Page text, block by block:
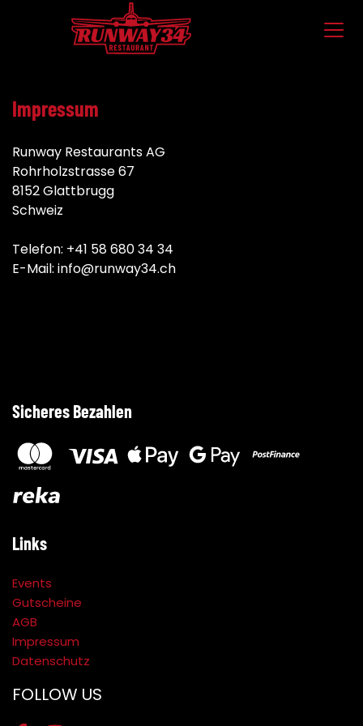
Impressum
Runway Restaurants AG
Rohrholzstrasse 67
8152 Glattbrugg
Schweiz
Telefon: +41 58 680 34 34
E-Mail: info@runway34.ch
Sicheres Bezahlen
Links
Events
Gutscheine
AGB
Impressum
Datenschutz
FOLLOW US